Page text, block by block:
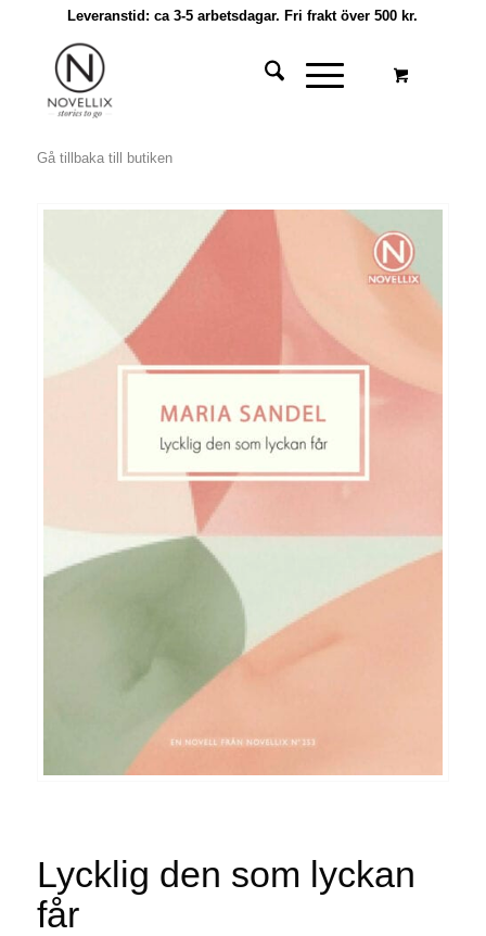
Leveranstid: ca 3-5 arbetsdagar. Fri frakt över 500 kr.
Gå tillbaka till butiken
Lycklig den som lyckan
får